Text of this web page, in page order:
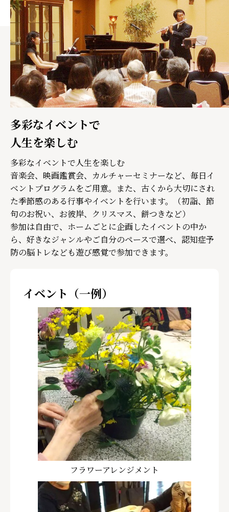
多彩なイベントで
人生を楽しむ
多彩なイベントで人生を楽しむ
音楽会、映画鑑賞会、カルチャーセミナーなど、毎日イ
ベントプログラムをご用意。また、古くから大切にされ
た季節感のある行事やイベントを行います。（初詣、節
句のお祝い、お彼岸、クリスマス、餅つきなど）
参加は自由で、ホームごとに企画したイベントの中か
ら、好きなジャンルやご自分のペースで選べ、認知症予
防の脳トレなども遊び感覚で参加できます。
イベント（一例）
フラワーアレンジメント